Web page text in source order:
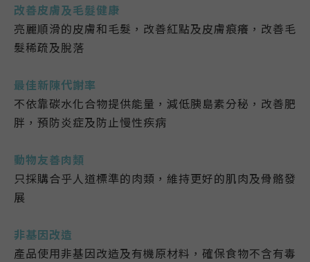
改善皮膚及毛髮健康
亮麗順滑的皮膚和毛髮，改善紅點及皮膚痕癢，改善毛
髮稀疏及脫落
最佳新陳代謝率
不依靠碳水化合物提供能量，減低胰島素分秘，改善肥
胖，預防炎症及防止慢性疾病
動物友善肉類
只採購合乎人道標準的肉類，維持更好的肌肉及骨骼發
展
非基因改造
產品使用非基因改造及有機原材料，確保食物不含有毒